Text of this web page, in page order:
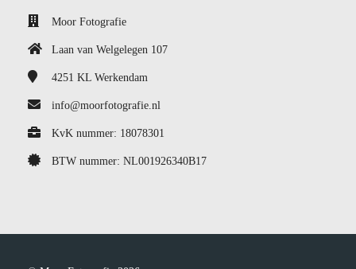
Moor Fotografie
Laan van Welgelegen 107
4251 KL Werkendam
info@moorfotografie.nl
KvK nummer: 18078301
BTW nummer: NL001926340B17